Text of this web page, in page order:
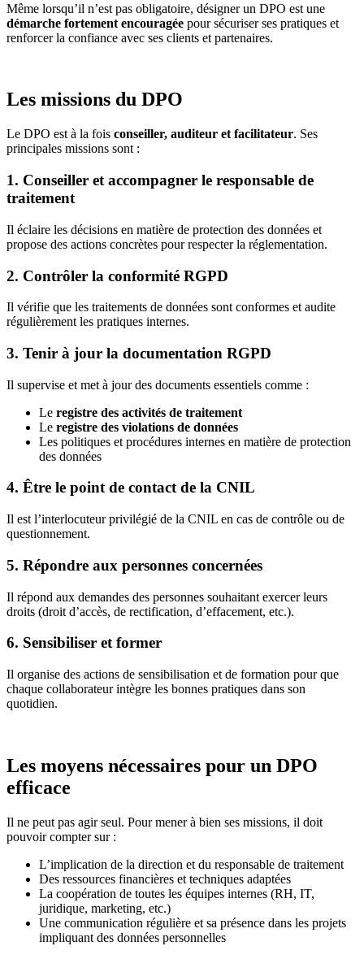
Même lorsqu’il n’est pas obligatoire, désigner un DPO est une
démarche fortement encouragée pour sécuriser ses pratiques et
renforcer la confiance avec ses clients et partenaires.
Les missions du DPO
Le DPO est à la fois conseiller, auditeur et facilitateur. Ses
principales missions sont :
1. Conseiller et accompagner le responsable de
traitement
Il éclaire les décisions en matière de protection des données et
propose des actions concrètes pour respecter la réglementation.
2. Contrôler la conformité RGPD
Il vérifie que les traitements de données sont conformes et audite
régulièrement les pratiques internes.
3. Tenir à jour la documentation RGPD
Il supervise et met à jour des documents essentiels comme :
Le registre des activités de traitement
Le registre des violations de données
Les politiques et procédures internes en matière de protection
des données
4. Être le point de contact de la CNIL
Il est l’interlocuteur privilégié de la CNIL en cas de contrôle ou de
questionnement.
5. Répondre aux personnes concernées
Il répond aux demandes des personnes souhaitant exercer leurs
droits (droit d’accès, de rectification, d’effacement, etc.).
6. Sensibiliser et former
Il organise des actions de sensibilisation et de formation pour que
chaque collaborateur intègre les bonnes pratiques dans son
quotidien.
Les moyens nécessaires pour un DPO
efficace
Il ne peut pas agir seul. Pour mener à bien ses missions, il doit
pouvoir compter sur :
L’implication de la direction et du responsable de traitement
Des ressources financières et techniques adaptées
La coopération de toutes les équipes internes (RH, IT,
juridique, marketing, etc.)
Une communication régulière et sa présence dans les projets
impliquant des données personnelles